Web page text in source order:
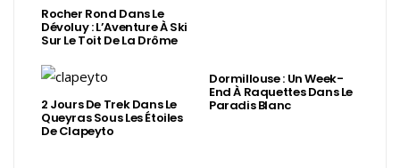
Rocher Rond Dans Le
Dévoluy : L’Aventure À Ski
Sur Le Toit De La Drôme
2 Jours De Trek Dans Le
Queyras Sous Les Étoiles
De Clapeyto
Dormillouse : Un Week-
End À Raquettes Dans Le
Paradis Blanc